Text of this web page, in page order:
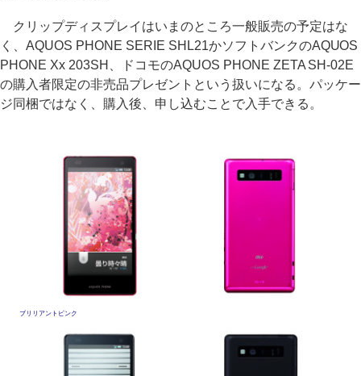
クリップディスプレイはいまのところ一般販売の予定はな
く、AQUOS PHONE SERIE SHL21かソフトバンクのAQUOS
PHONE Xx 203SH、ドコモのAQUOS PHONE ZETA SH-02E
の購入者限定の非売品プレゼントという扱いになる。パッケー
ジ同梱ではなく、購入後、申し込むことで入手できる。
ブリリアントピンク